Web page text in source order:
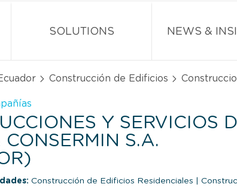
SOLUTIONS NEWS &
Construcción de Edificios
Y SERVICIOS
CONSERMIN S.A.
Construcción de Edificios Residenciales